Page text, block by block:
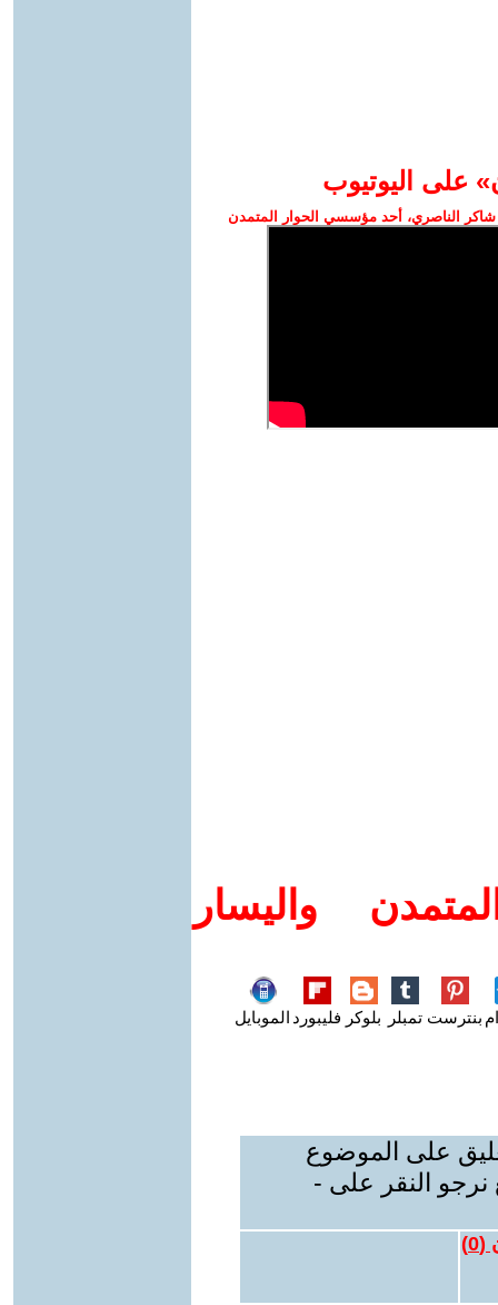
على اليوتيوب
الناصري، أحد مؤسسي الحوار المتمدن
واليسار
بنترست تمبلر بلوكر فليبورد الموبايل
على الموضوع
نرجو النقر على -
(
0
)